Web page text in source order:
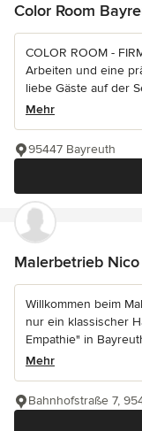
Color Room
COLOR ROOM -
Arbeiten und eine
liebe Gäste auf der
Mehr
95447 Bayreuth
Malerbetrieb
Willkommen beim
nur ein klassischer
Empathie" in
Mehr
Bahnhofstraße 7,